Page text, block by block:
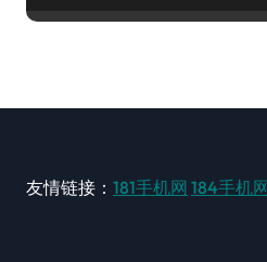
友情链接： 181手机网 184手机网